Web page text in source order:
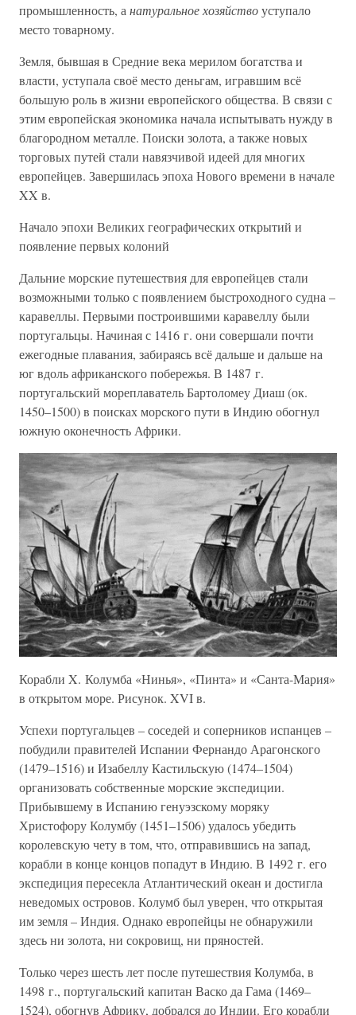
промышленность, а натуральное хозяйствоуступало
место товарному.
Земля, бывшая в Средние века мерилом богатства и
власти, уступала своё место деньгам, игравшим всё
большую роль в жизни европейского общества. В связи с
этим европейская экономика начала испытывать нужду в
благородном металле. Поиски золота, а также новых
торговых путей стали навязчивой идеей для многих
европейцев. Завершилась эпоха Нового времени в начале
XX в.
Начало эпохи Великих географических открытий и
появление первых колоний
Дальние морские путешествия для европейцев стали
возможными только с появлением быстроходного судна –
каравеллы. Первыми построившими каравеллу были
португальцы. Начиная с 1416 г. они совершали почти
ежегодные плавания, забираясь всё дальше и дальше на
юг вдоль африканского побережья. В 1487 г.
португальский мореплаватель Бартоломеу Диаш (ок.
1450–1500) в поисках морского пути в Индию обогнул
южную оконечность Африки.
Корабли X. Колумба «Нинья», «Пинта» и «Санта-Мария»
в открытом море. Рисунок. XVI в.
Успехи португальцев – соседей и соперников испанцев –
побудили правителей Испании Фернандо Арагонского
(1479–1516) и Изабеллу Кастильскую (1474–1504)
организовать собственные морские экспедиции.
Прибывшему в Испанию генуэзскому моряку
Христофору Колумбу (1451–1506) удалось убедить
королевскую чету в том, что, отправившись на запад,
корабли в конце концов попадут в Индию. В 1492 г. его
экспедиция пересекла Атлантический океан и достигла
неведомых островов. Колумб был уверен, что открытая
им земля – Индия. Однако европейцы не обнаружили
здесь ни золота, ни сокровищ, ни пряностей.
Только через шесть лет после путешествия Колумба, в
1498 г., португальский капитан Васко да Гама (1469–
1524), обогнув Африку, добрался до Индии. Его корабли